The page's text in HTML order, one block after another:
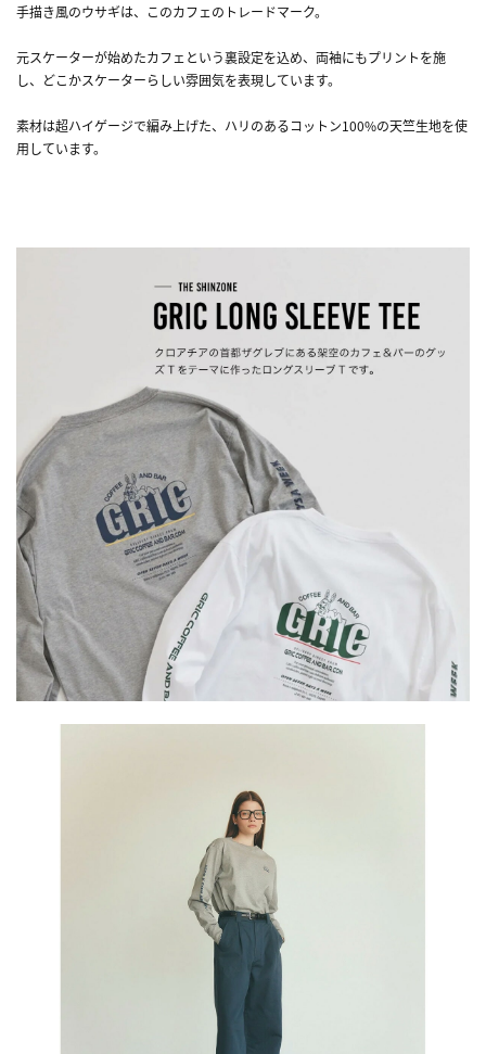
手描き風のウサギは、このカフェのトレードマーク。
元スケーターが始めたカフェという裏設定を込め、両袖にもプリントを施
し、どこかスケーターらしい雰囲気を表現しています。
素材は超ハイゲージで編み上げた、ハリのあるコットン100%の天竺生地を使
用しています。